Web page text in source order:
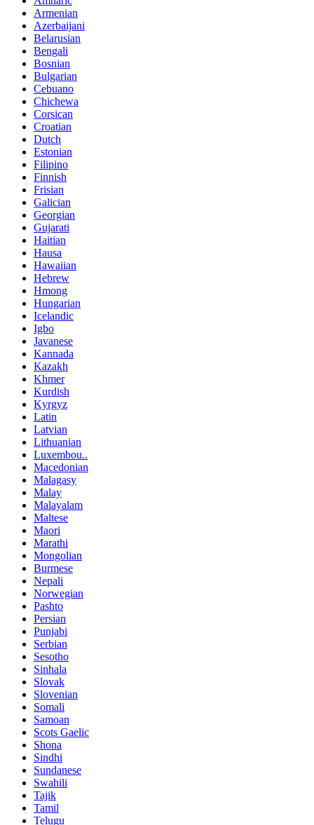
Armenian
Azerbaijani
Belarusian
Bengali
Bosnian
Bulgarian
Cebuano
Chichewa
Corsican
Croatian
Dutch
Estonian
Filipino
Finnish
Frisian
Galician
Georgian
Gujarati
Haitian
Hausa
Hawaiian
Hebrew
Hmong
Hungarian
Icelandic
Igbo
Javanese
Kannada
Kazakh
Khmer
Kurdish
Kyrgyz
Latin
Latvian
Lithuanian
Luxembou..
Macedonian
Malagasy
Malay
Malayalam
Maltese
Maori
Marathi
Mongolian
Burmese
Nepali
Norwegian
Pashto
Persian
Punjabi
Serbian
Sesotho
Sinhala
Slovak
Slovenian
Somali
Samoan
Scots Gaelic
Shona
Sindhi
Sundanese
Swahili
Tajik
Tamil
Telugu